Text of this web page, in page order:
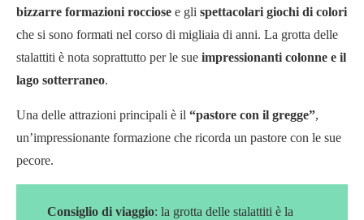
bizzarre formazioni rocciose e gli spettacolari giochi di colori
che si sono formati nel corso di migliaia di anni. La grotta delle
stalattiti è nota soprattutto per le sue impressionanti colonne e il
lago sotterraneo.
Una delle attrazioni principali è il “pastore con il gregge”,
un’impressionante formazione che ricorda un pastore con le sue
pecore.
Consiglio di viaggio: la grotta delle stalattiti è la